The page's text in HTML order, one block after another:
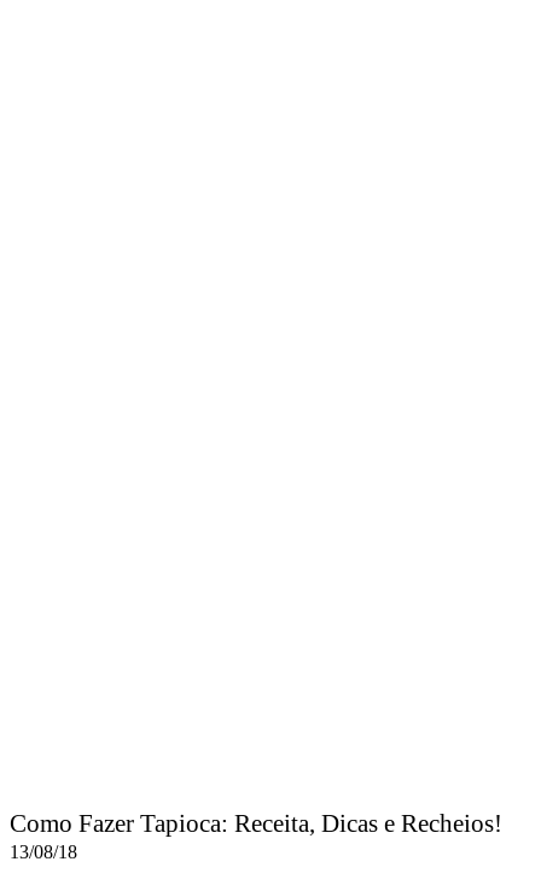
tapioca!
Abaixo você vai conferir uma receita prática para você mesma fazer